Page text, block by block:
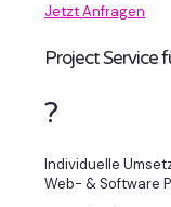
Jetzt Anfragen
Project Service
?
Individuelle
Web- & Software